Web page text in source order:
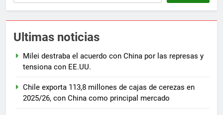
Ultimas noticias
Milei destraba el acuerdo con China por las represas y
tensiona con EE.UU.
Chile exporta 113,8 millones de cajas de cerezas en
2025/26, con China como principal mercado